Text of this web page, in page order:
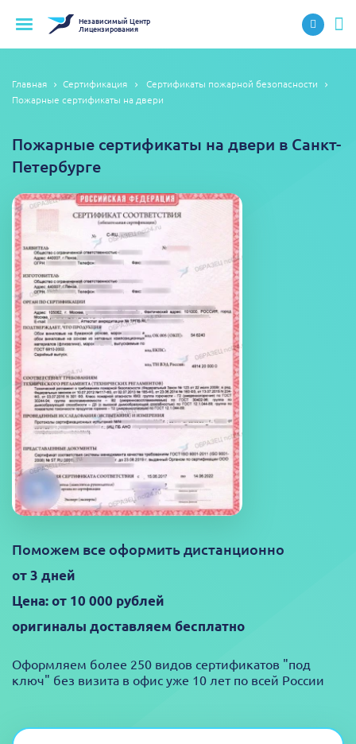
НезависимыйЦентр
Лицензирования
Главная Сертификация
Сертификаты пожарной безопасности
Пожарные сертификаты на двери
Пожарные сертификаты на двери в Санкт-
Петербурге
Поможем все оформить дистанционно
от 3 дней
Цена: от 10 000 рублей
оригиналы доставляем бесплатно
Оформляем более 250 видов сертификатов "под
ключ" без визита в офис уже 10 лет по всей России